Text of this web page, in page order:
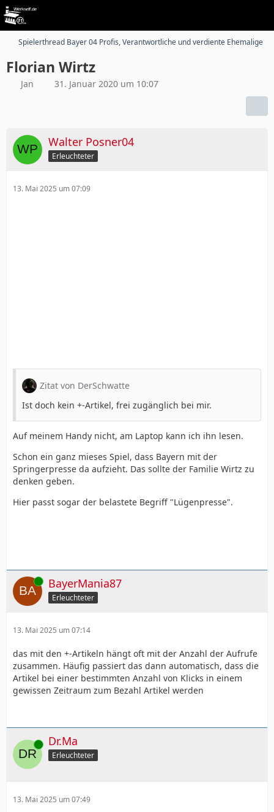
Spielerthread Bayer 04 Profis, Verantwortliche und verdiente Ehemalige
Florian Wirtz
Jan 31. Januar 2020 um 10:07
Walter Posner04
Erleuchteter
13. Mai 2025 um 07:09
Zitat von DerSchwatte
Ist doch kein +-Artikel, frei zugänglich bei mir.
Auf meinem Handy nicht, am Laptop kann ich ihn lesen.
Schon ein ganz mieses Spiel, dass Bayern mit der
Springerpresse da aufzieht. Das sollte der Familie Wirtz zu
denken geben.
Hier passt sogar der belastete Begriff "Lügenpresse".
Online BayerMania87
Erleuchteter
13. Mai 2025 um 07:14
das mit den +-Artikeln hängt oft mit der Anzahl der Aufrufe
zusammen. Häufig passiert das dann automatisch, dass die
Artikel bei einer bestimmten Anzahl von Klicks in einem
gewissen Zeitraum zum Bezahl Artikel werden
Online Dr.Ma
Erleuchteter
13. Mai 2025 um 07:49